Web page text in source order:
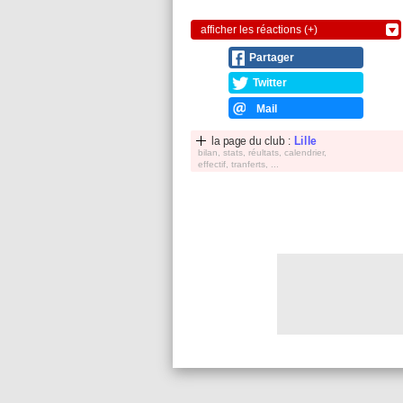
afficher les réactions (+)
Partager
Twitter
Mail
la page du club : Lille
bilan, stats, réultats, calendrier,
effectif, tranferts, ...